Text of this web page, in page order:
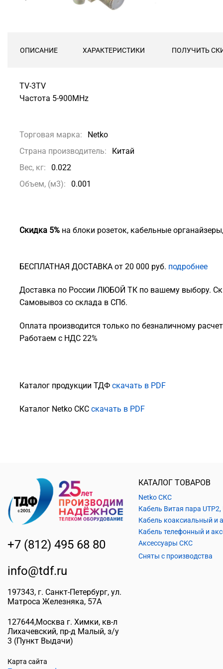
ОПИСАНИЕ ХАРАКТЕРИСТИКИ ПОЛУЧИТЬ
TV-3TV
Частота 5-900MHz
Торговая марка:
Netko
Страна производитель:
Китай
Вес, кг:
0.022
Объем, (м3):
0.001
Скидка 5% на блоки розеток, кабельные
БЕСПЛАТНАЯ ДОСТАВКА от 20 000 руб. подробнее
Доставка по России ЛЮБОЙ ТК по вашему выбору.
Самовывоз со склада в СПб.
Оплата производится только по безналичному
Работаем с НДС 22%
Каталог продукции ТДФ скачать в PDF
Каталог Netko СКС скачать в PDF
+7 (812) 495 68 80
info@tdf.ru
197343, г. Санкт-Петербург, ул.
Матроса Железняка, 57A
127644,Москва г. Химки, кв-л
Лихачевский, пр-д Малый, з/у
3 (Пункт Выдачи)
Карта сайта
КАТАЛОГ ТОВАРОВ
Netko СКС
Аксессуары СКС
Сняты с производства